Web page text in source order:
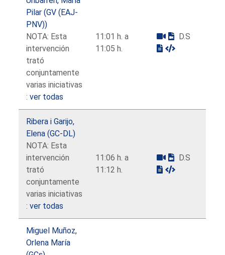
Pilar (GV (EAJ-
PNV))
NOTA: Esta
intervención
trató
conjuntamente
varias iniciativas
:ver todas
11:01 h. a
11:05 h.
D.S
Ribera i Garijo,
Elena (GC-DL)
NOTA: Esta
intervención
trató
conjuntamente
varias iniciativas
:ver todas
11:06 h. a
11:12 h.
D.S
Miguel Muñoz,
Orlena María